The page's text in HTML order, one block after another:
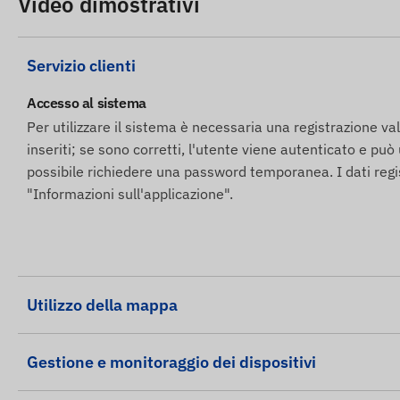
4G: Europa, Asia, Africa
Il dispositivo non e disponibile separatamente senza
Il dispositivo viene consegnato pronto per l'uso e ci
alcun compito a riguardo.
Il dispositivo e protetto da un'etichetta di sicurezza,
invalidare la garanzia.
Se desiderate trasferire il dispositivo a qualcun altro,
Servizio clienti
Accesso al sistema
Per utilizzare il sistema è necessaria una registrazione
inseriti; se sono corretti, l'utente viene autenticato e
possibile richiedere una password temporanea. I dati
"Informazioni sull'applicazione".
Utilizzo della mappa
Gestione e monitoraggio dei dispositivi